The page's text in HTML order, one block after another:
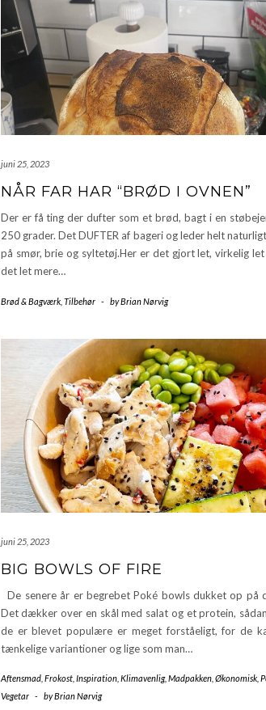
juni 25, 2023
NÅR FAR HAR “BRØD I OVNEN”
Der er få ting der dufter som et brød, bagt i en
250 grader. Det DUFTER af bageri og leder helt
på smør, brie og syltetøj.Her er det gjort let, virkelig
det let mere…
Brød & Bagværk, Tilbehør - byBrian Nørvig
juni 25, 2023
BIG BOWLS OF FIRE
De senere år er begrebet Poké bowls dukket op på
Det dækker over en skål med salat og et protein,
de er blevet populære er meget forståeligt, for de
tænkelige variantioner og lige som man…
Aftensmad, Frokost, Inspiration, Klimavenlig, Madpakken, Økonomisk,
Vegetar - byBrian Nørvig